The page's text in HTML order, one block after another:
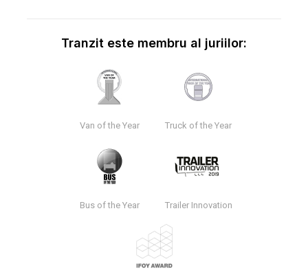
Tranzit este membru al juriilor:
Van of the Year Truck of the Year
Bus of the Year Trailer Innovation